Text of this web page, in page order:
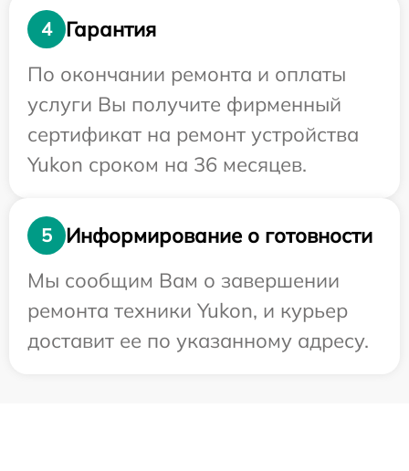
4
Гарантия
По окончании ремонта и оплаты
услуги Вы получите фирменный
сертификат на ремонт устройства
Yukon сроком на 36 месяцев.
5
Информирование о готовности
Мы сообщим Вам о завершении
ремонта техники Yukon, и курьер
доставит ее по указанному адресу.